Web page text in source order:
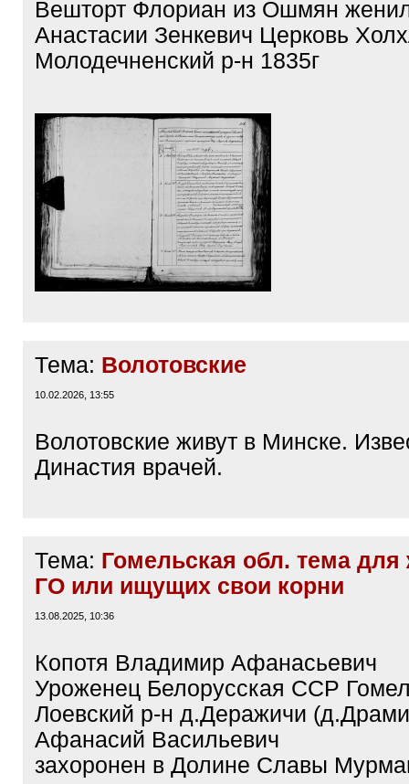
Вешторт Флориан из Ошмян
Анастасии Зенкевич Церковь
Молодечненский р-н 1835г
Тема: Волотовские
10.02.2026, 13:55
Волотовские живут в Минске.
Династия врачей.
Тема: Гомельская обл. тема
ГО или ищущих свои корни
13.08.2025, 10:36
Копотя Владимир Афанасьевич
Уроженец Белорусская ССР
Лоевский р-н д.Деражичи
Афанасий Васильевич
захоронен в Долине Славы